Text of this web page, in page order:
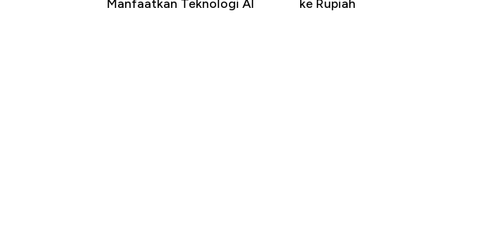
Manfaatkan Teknologi AI
ke Rupiah